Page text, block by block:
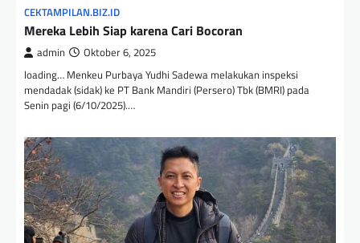
CEKTAMPILAN.BIZ.ID
Mereka Lebih Siap karena Cari Bocoran
admin Oktober 6, 2025
loading… Menkeu Purbaya Yudhi Sadewa melakukan inspeksi
mendadak (sidak) ke PT Bank Mandiri (Persero) Tbk (BMRI) pada
Senin pagi (6/10/2025).…